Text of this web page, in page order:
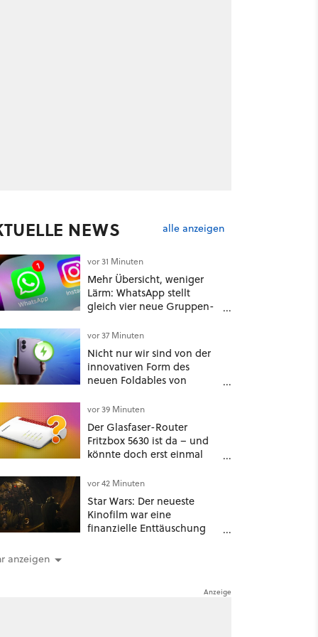
NEWS alle anzeigen
vor 31 Minuten
Mehr Übersicht, weniger
Lärm: WhatsApp stellt
gleich vier neue Gruppen-
vor 37 Minuten
Nicht nur wir sind von der
innovativen Form des
neuen Foldables von
Handy stellt gerade auch
neue Vorbesteller-Rekorde
auf
vor 39 Minuten
Der Glasfaser-Router
Fritzbox 5630 ist da – und
könnte doch erst einmal
vor 42 Minuten
Star Wars: Der neueste
Kinofilm war eine
finanzielle Enttäuschung
anzeigen